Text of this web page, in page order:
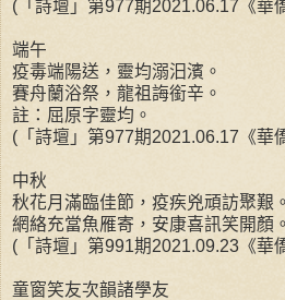
(「詩壇」第977期2021.06.17《華
端午
疫毒端陽送，靈均溺汨濱。
賽舟蘭浴祭，龍祖誨銜辛。
註：屈原字靈均。
(「詩壇」第977期2021.06.17《華
中秋
秋花月滿臨佳節，疫疾兇頑訪聚艱。
網絡充當魚雁寄，安康喜訊笑開顏。
(「詩壇」第991期2021.09.23《華
童窗笑友次韻諸學友